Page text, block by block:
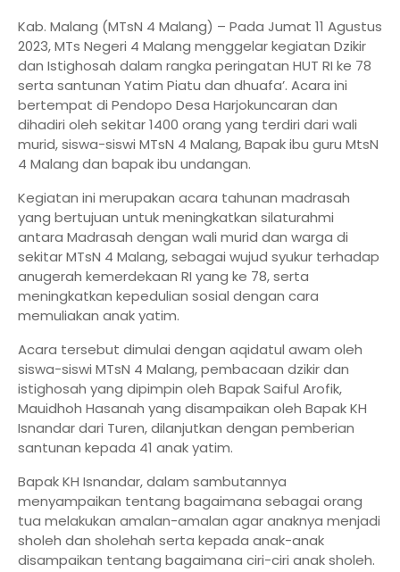
Kab. Malang (MTsN 4 Malang) – Pada Jumat 11 Agustus
2023, MTs Negeri 4 Malang menggelar kegiatan Dzikir
dan Istighosah dalam rangka peringatan HUT RI ke 78
serta santunan Yatim Piatu dan dhuafa’. Acara ini
bertempat di Pendopo Desa Harjokuncaran dan
dihadiri oleh sekitar 1400 orang yang terdiri dari wali
murid, siswa-siswi MTsN 4 Malang, Bapak ibu guru MtsN
4 Malang dan bapak ibu undangan.
Kegiatan ini merupakan acara tahunan madrasah
yang bertujuan untuk meningkatkan silaturahmi
antara Madrasah dengan wali murid dan warga di
sekitar MTsN 4 Malang, sebagai wujud syukur terhadap
anugerah kemerdekaan RI yang ke 78, serta
meningkatkan kepedulian sosial dengan cara
memuliakan anak yatim.
Acara tersebut dimulai dengan aqidatul awam oleh
siswa-siswi MTsN 4 Malang, pembacaan dzikir dan
istighosah yang dipimpin oleh Bapak Saiful Arofik,
Mauidhoh Hasanah yang disampaikan oleh Bapak KH
Isnandar dari Turen, dilanjutkan dengan pemberian
santunan kepada 41 anak yatim.
Bapak KH Isnandar, dalam sambutannya
menyampaikan tentang bagaimana sebagai orang
tua melakukan amalan-amalan agar anaknya menjadi
sholeh dan sholehah serta kepada anak-anak
disampaikan tentang bagaimana ciri-ciri anak sholeh.